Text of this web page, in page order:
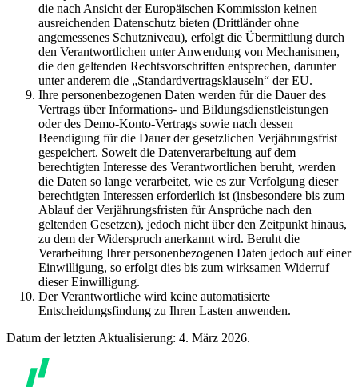
die nach Ansicht der Europäischen Kommission keinen
ausreichenden Datenschutz bieten (Drittländer ohne
angemessenes Schutzniveau), erfolgt die Übermittlung durch
den Verantwortlichen unter Anwendung von Mechanismen,
die den geltenden Rechtsvorschriften entsprechen, darunter
unter anderem die „Standardvertragsklauseln“ der EU.
Ihre personenbezogenen Daten werden für die Dauer des
Vertrags über Informations- und Bildungsdienstleistungen
oder des Demo-Konto-Vertrags sowie nach dessen
Beendigung für die Dauer der gesetzlichen Verjährungsfrist
gespeichert. Soweit die Datenverarbeitung auf dem
berechtigten Interesse des Verantwortlichen beruht, werden
die Daten so lange verarbeitet, wie es zur Verfolgung dieser
berechtigten Interessen erforderlich ist (insbesondere bis zum
Ablauf der Verjährungsfristen für Ansprüche nach den
geltenden Gesetzen), jedoch nicht über den Zeitpunkt hinaus,
zu dem der Widerspruch anerkannt wird. Beruht die
Verarbeitung Ihrer personenbezogenen Daten jedoch auf einer
Einwilligung, so erfolgt dies bis zum wirksamen Widerruf
dieser Einwilligung.
Der Verantwortliche wird keine automatisierte
Entscheidungsfindung zu Ihren Lasten anwenden.
Datum der letzten Aktualisierung: 4. März 2026.